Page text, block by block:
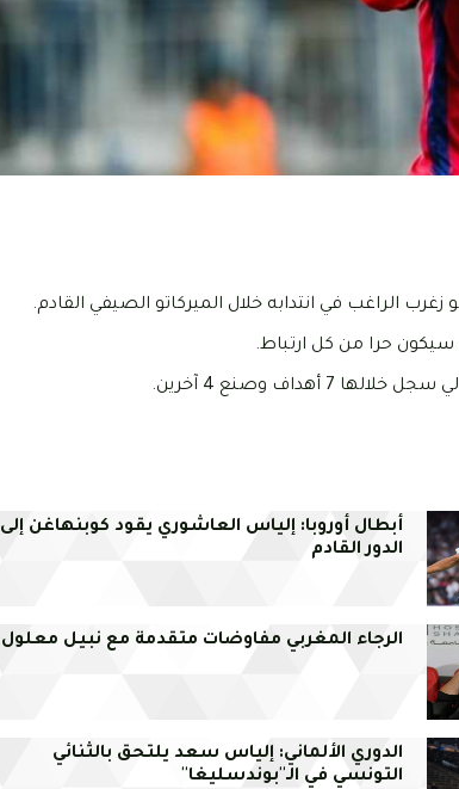
الراغب في انتدابه خلال الميركاتو الصيفي القادم.
أبطال أوروبا: إلياس العاشوري يقود كوبنهاغن إلى
الدور القادم
الرجاء المغربي مفاوضات متقدمة مع نبيل معلول
الدوري الألماني: إلياس سعد يلتحق بالثنائي
التونسي في الـ''بوندسليغا''